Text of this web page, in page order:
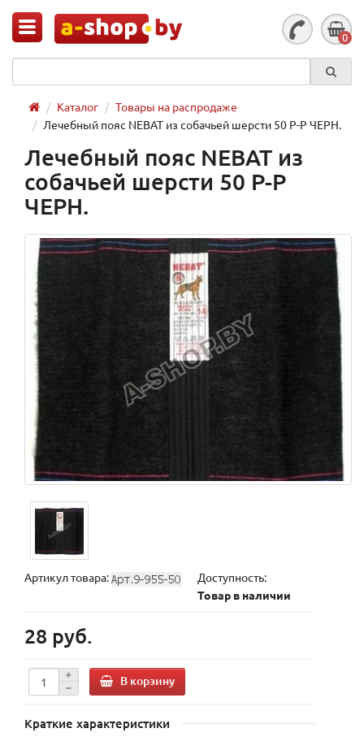
0
Каталог
Товары на распродаже
Лечебный пояс NEBAT из собачьей шерсти 50 Р-Р ЧЕРН.
Лечебный пояс NEBAT из
собачьей шерсти 50 Р-Р
ЧЕРН.
Артикул товара:
Доступность:
Товар в наличии
28 руб.
В корзину
Краткие характеристики